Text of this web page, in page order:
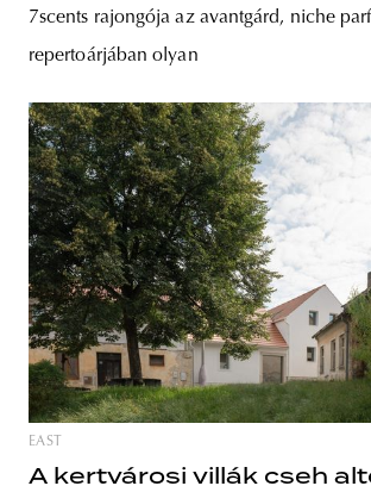
7scents rajongója az avantgárd, niche
repertoárjában olyan
EAST
A kertvárosi villák cseh